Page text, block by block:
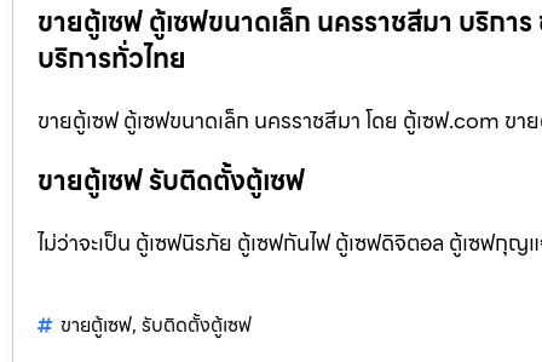
ขายตู้เซฟ ตู้เซฟขนาดเล็ก นครราชสีมา บริก
บริการทั่วไทย
ขายตู้เซฟ ตู้เซฟขนาดเล็ก นครราชสีมา โดย ตู้เซฟ.com
ขายตู้เซฟ รับติดตั้งตู้เซฟ
ไม่ว่าจะเป็น ตู้เซฟนิรภัย ตู้เซฟกันไฟ ตู้เซฟดิจิตอล ตู้เซฟกุญ
ขายตู้เซฟ, รับติดตั้งตู้เซฟ